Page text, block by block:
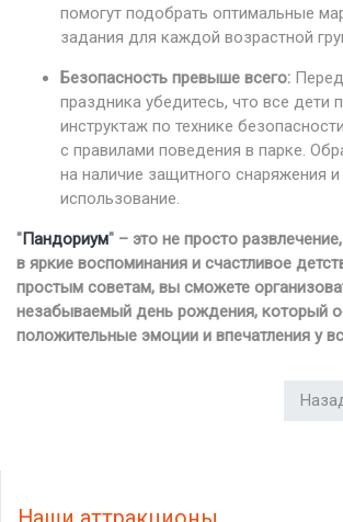
помогут подобрать оптимальные
задания для каждой возрастной
Безопасность превыше всего:
праздника убедитесь, что все дети
инструктаж по технике
с правилами поведения в парке.
на наличие защитного снаряжения и
использование.
"Пандориум" – это не просто
в яркие воспоминания и счастливое
простым советам, вы сможете
незабываемый день рождения, который
положительные эмоции и впечатления у